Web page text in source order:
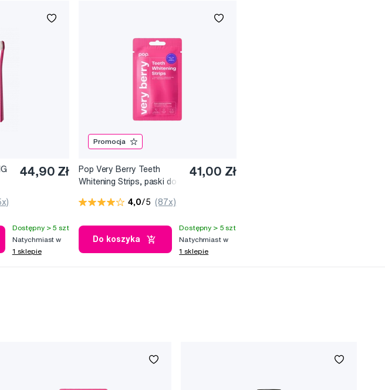
44,90 Zł
Dostępny > 5 szt
Natychmiast w
1 sklepie
Promocja
Pop Very Berry Teeth
Whitening Strips, paski do
41,00 Zł
4,0/5 (87x)
Do koszyka
Dostępny > 5 szt
Natychmiast w
1 sklepie